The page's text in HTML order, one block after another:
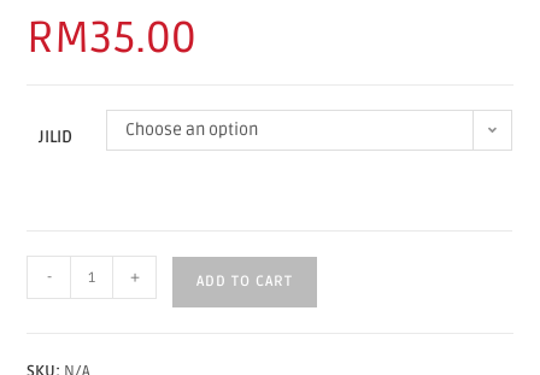
RM35.00
JILID Choose an option
- + ADD TO CART